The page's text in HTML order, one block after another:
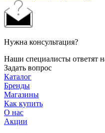
Нужна консультация?
Наши специалисты ответят
Задать вопрос
Каталог
Бренды
Магазины
Как купить
О нас
Акции